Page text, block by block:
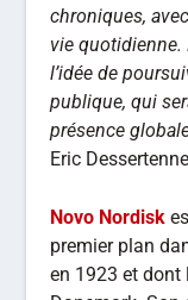
chroniques,
vie
l’idée de
publique, qui
présence
Eric
Novo Nordisk
premier plan
en 1923 et dont